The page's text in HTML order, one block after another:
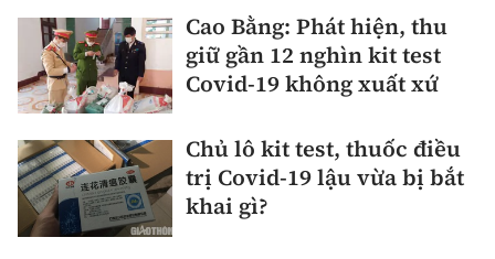
Cao Bằng: Phát hiện, thu
giữ gần 12 nghìn kit test
Covid-19 không xuất xứ
Chủ lô kit test, thuốc điều
trị Covid-19 lậu vừa bị bắt
khai gì?